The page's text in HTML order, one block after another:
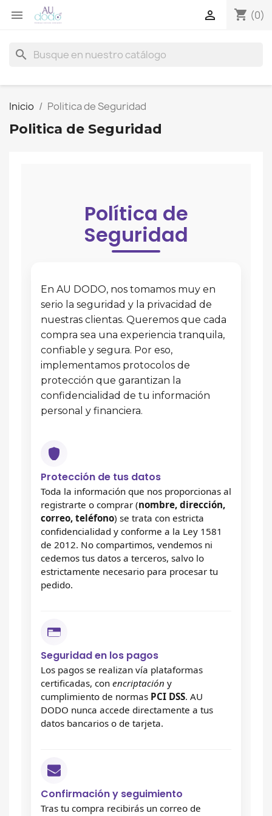
 shopping_cart (0)

search
Inicio Politica de Seguridad
Politica de Seguridad
Política de
Seguridad
En AU DODO, nos tomamos muy en
serio la seguridad y la privacidad de
nuestras clientas. Queremos que cada
compra sea una experiencia tranquila,
confiable y segura. Por eso,
implementamos protocolos de
protección que garantizan la
confidencialidad de tu información
personal y financiera.
Protección de tus datos
Toda la información que nos proporcionas al
registrarte o comprar (nombre, dirección,
correo, teléfono) se trata con estricta
confidencialidad y conforme a la Ley 1581
de 2012. No compartimos, vendemos ni
cedemos tus datos a terceros, salvo lo
estrictamente necesario para procesar tu
pedido.
Seguridad en los pagos
Los pagos se realizan vía plataformas
certificadas, con encriptación y
cumplimiento de normas PCI DSS. AU
DODO nunca accede directamente a tus
datos bancarios o de tarjeta.
Confirmación y seguimiento
Tras tu compra recibirás un correo de